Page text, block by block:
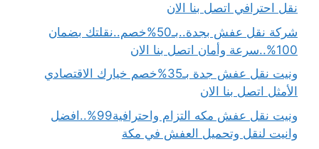
نقل احترافي اتصل بنا الان
شركة نقل عفش بجدة..بـ50%خصم..نقلتك بضمان
100%..سرعة وأمان اتصل بنا الان
ونيت نقل عفش جدة بـ35%خصم خيارك الاقتصادي
الأمثل اتصل بنا الان
ونيت نقل عفش مكه التزام واحترافية99%..افضل
وانيت لنقل وتحميل العفش في مكة